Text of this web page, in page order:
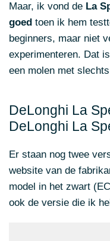
Maar, ik vond de La
goed toen ik hem
beginners, maar niet
experimenteren. Dat
een molen met
DeLonghi La
DeLonghi La
Er staan nog twee
website van de
model in het zwart
ook de versie die ik